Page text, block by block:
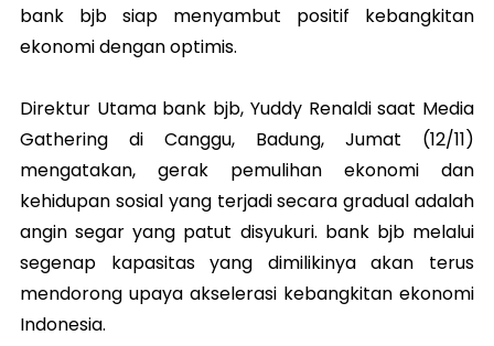
bank bjb siap menyambut positif kebangkitan
ekonomi dengan optimis.
Direktur Utama bank bjb, Yuddy Renaldi saat Media
Gathering di Canggu, Badung, Jumat (12/11)
mengatakan, gerak pemulihan ekonomi dan
kehidupan sosial yang terjadi secara gradual adalah
angin segar yang patut disyukuri. bank bjb melalui
segenap kapasitas yang dimilikinya akan terus
mendorong upaya akselerasi kebangkitan ekonomi
Indonesia.